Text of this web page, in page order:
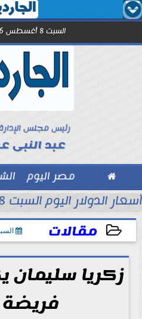
 
السبت 8 أغسطس 2026
رئيس مجلس
عبد النبى
 مصر اليوم
أسعار الدولار اليوم السبت 8-8-2026..
مقالات السبت، 23
2026-05-23 13:58:24
زكريا سليمان
فريضة